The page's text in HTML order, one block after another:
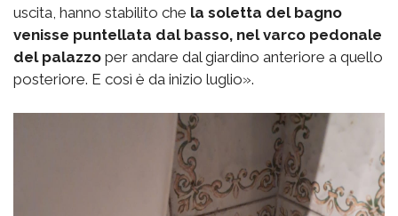
uscita, hanno stabilito che la soletta del bagno
venisse puntellata dal basso, nel varco pedonale
del palazzo per andare dal giardino anteriore a quello
posteriore. E così è da inizio luglio».